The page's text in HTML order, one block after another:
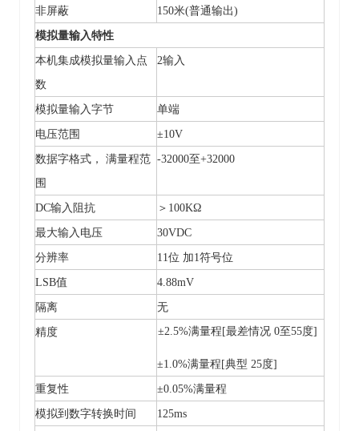
非屏蔽 150米(普通输出)
模拟量输入特性
本机集成模拟量输入点
数
2输入
模拟量输入字节 单端
电压范围 ±10V
数据字格式，
满量程范
围
-32000至+32000
DC输入阻抗 ＞ 100KΩ
最大输入电压 30VDC
分辨率 11位 加1符号位
LSB值 4.88mV
隔离 无
精度 ±2.5%满量程[最差情况 0至55度]
±1.0%满量程[典型 25度]
重复性 ±0.05%满量程
模拟到数字转换时间 125ms